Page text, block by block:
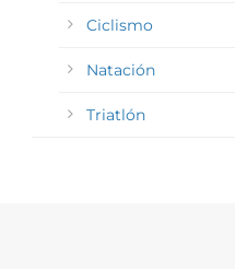
Ciclismo
Natación
Triatlón